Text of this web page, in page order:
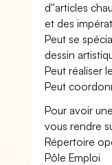
d''articles
et des
Peut se
dessin
Peut réaliser
Peut
Pour avoir
vous rendre
Répertoire
Pôle Emploi